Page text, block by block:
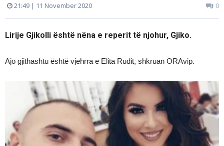
21:49 | 11 November 2020 0
Lirije Gjikolli është nëna e reperit të njohur, Gjiko.
Ajo gjithashtu është vjehrra e Elita Rudit, shkruan ORAvip.